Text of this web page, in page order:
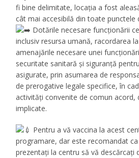
fi bine delimitate, locația a fost
cât mai accesibilă din toate punctele
Dotările necesare funcționării
inclusiv resursa umană, racordarea
amenajările necesare unei
securitate sanitară și siguranță
asigurate, prin asumarea de
de prerogative legale specifice, în
activități convenite de comun acord,
implicate.
Pentru a vă vaccina la acest
programare, dar este recomandat
prezentați la centru să vă descărcați